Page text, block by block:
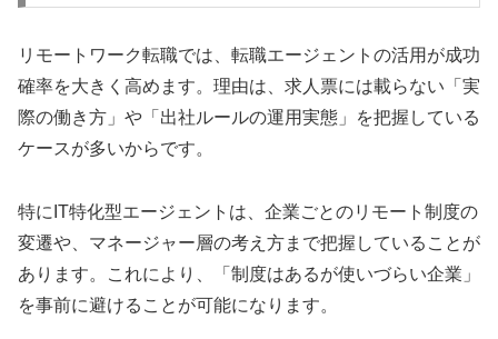
リモートワーク転職では、転職エージェントの活用が成功
確率を大きく高めます。理由は、求人票には載らない「実
際の働き方」や「出社ルールの運用実態」を把握している
ケースが多いからです。
特にIT特化型エージェントは、企業ごとのリモート制度の
変遷や、マネージャー層の考え方まで把握していることが
あります。これにより、「制度はあるが使いづらい企業」
を事前に避けることが可能になります。